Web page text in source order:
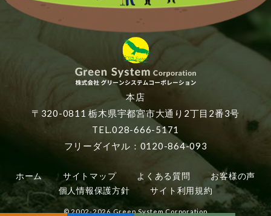
本店
〒320-0811 栃木県宇都宮市大通り2丁目2番3号
TEL.028-666-5171
フリーダイヤル：0120-864-093
ホーム サイトマップ よくある質問
お客様の声
個人情報保護方針
サイト利用規約
© 2002-2026 Green System Corporation